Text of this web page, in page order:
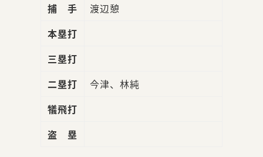
捕 手
渡辺憩
本塁打
三塁打
二塁打
今津、林純
犠飛打
盗 塁